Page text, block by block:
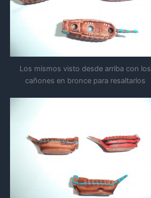
Los mismos visto desde arriba con los
cañones en bronce para resaltarlos